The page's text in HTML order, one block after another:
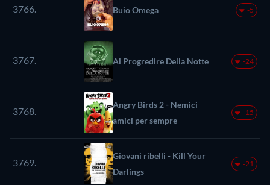
3766. Buio Omega -5
3767. Al Progredire Della Notte -24
3768.
Angry Birds 2 - Nemici
amici per sempre
-15
3769.
Giovani ribelli - Kill Your
Darlings
-21